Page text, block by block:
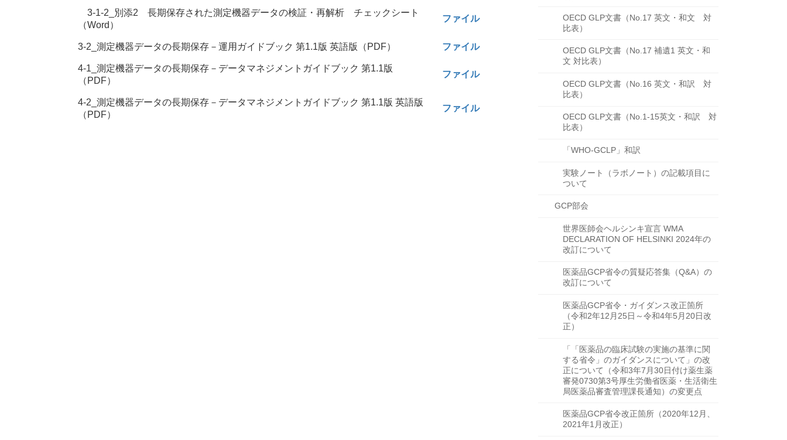
3-1-2_別添2 長期保存された測定機器データの検証・再解析 チェックシート
（Word）
ファイル
3-2_測定機器データの長期保存－運用ガイドブック 第1.1版 英語版（PDF） ファイル
4-1_測定機器データの長期保存－データマネジメントガイドブック 第1.1版
（PDF）
ファイル
4-2_測定機器データの長期保存－データマネジメントガイドブック 第1.1版 英語版
（PDF）
ファイル
OECD GLP文書（No.17 英文・和文 対
比表）
OECD GLP文書（No.17 補遺1 英文・和
文 対比表）
OECD GLP文書（No.16 英文・和訳 対
比表）
OECD GLP文書（No.1-15英文・和訳 対
比表）
「WHO-GCLP」和訳
実験ノート（ラボノート）の記載項目に
ついて
GCP部会
世界医師会ヘルシンキ宣言 WMA
DECLARATION OF HELSINKI 2024年の
改訂について
医薬品GCP省令の質疑応答集（Q&A）の
改訂について
医薬品GCP省令・ガイダンス改正箇所
（令和2年12月25日～令和4年5月20日改
正）
「「医薬品の臨床試験の実施の基準に関
する省令」のガイダンスについて」の改
正について（令和3年7月30日付け薬生薬
審発0730第3号厚生労働省医薬・生活衛生
局医薬品審査管理課長通知）の変更点
医薬品GCP省令改正箇所（2020年12月、
2021年1月改正）